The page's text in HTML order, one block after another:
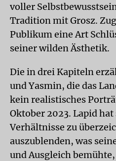
voller
Tradition mit Grosz.
Publikum eine Art
seiner wilden Ästhetik.
Die in drei Kapiteln
und Yasmin, die das
kein realistisches
Oktober 2023. Lapid
Verhältnisse zu
auszublenden, was
und Ausgleich